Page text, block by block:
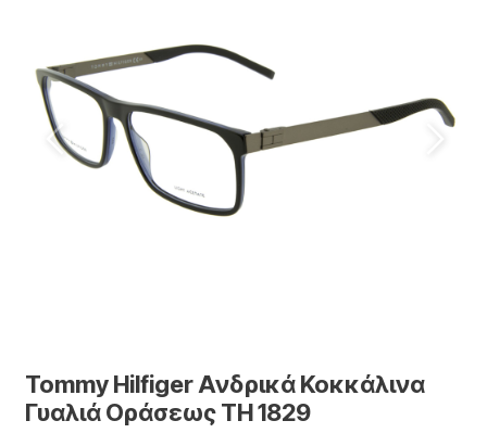
Tommy Hilfiger Ανδρικά Κοκκάλινα
Γυαλιά Οράσεως TH 1829